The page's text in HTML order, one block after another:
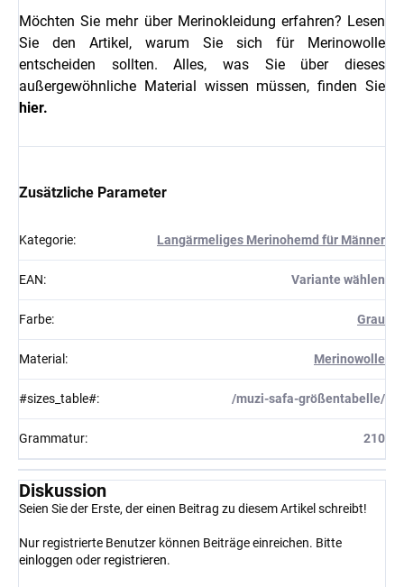
Möchten Sie mehr über Merinokleidung erfahren? Lesen
Sie den Artikel, warum Sie sich für Merinowolle
entscheiden sollten. Alles, was Sie über dieses
außergewöhnliche Material wissen müssen, finden Sie
hier.
Zusätzliche Parameter
Kategorie: Langärmeliges Merinohemd für Männer
EAN: Variante wählen
Farbe: Grau
Material : Merinowolle
#sizes_table#: /muzi-safa-größentabelle/
Grammatur: 210
Diskussion
Seien Sie der Erste, der einen Beitrag zu diesem Artikel schreibt!
Nur registrierte Benutzer können Beiträge einreichen. Bitte
einloggen oder registrieren.